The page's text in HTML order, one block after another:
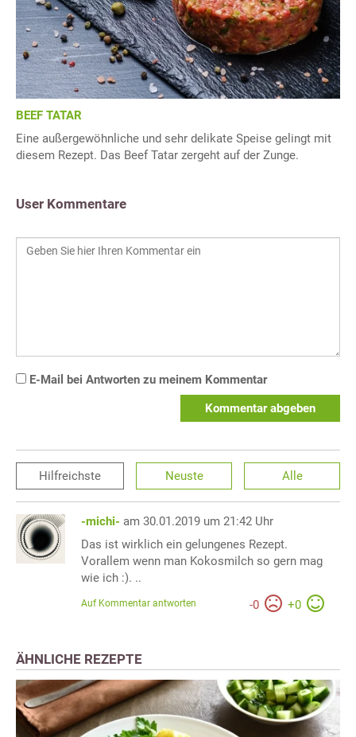
BEEF TATAR
Eine außergewöhnliche und sehr delikate Speise gelingt mit
diesem Rezept. Das Beef Tatar zergeht auf der Zunge.
User Kommentare
E-Mail bei Antworten zu meinem Kommentar
Kommentar abgeben
Hilfreichste Neuste Alle
-michi- am 30.01.2019 um 21:42 Uhr
Das ist wirklich ein gelungenes Rezept.
Vorallem wenn man Kokosmilch so gern mag
wie ich :). ..
-0 +0
Auf Kommentar antworten
ÄHNLICHE REZEPTE